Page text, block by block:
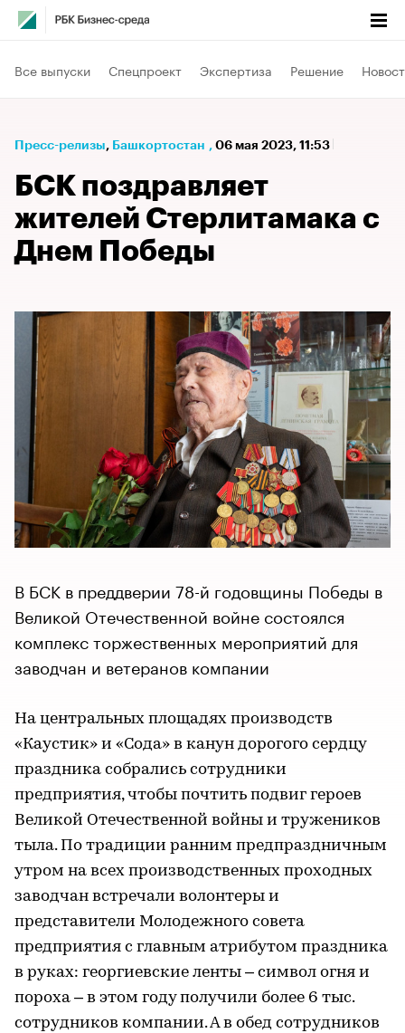
Все выпуски Спецпроект Экспертиза Решение
Пресс-релизы⁠, Башкортостан , 06 мая 2023, 11:53
БСК поздравляет
жителей Стерлитамака с
Днем Победы
В БСК в преддверии 78-й годовщины Победы в
Великой Отечественной войне состоялся
комплекс торжественных мероприятий для
заводчан и ветеранов компании
На центральных площадях производств
«Каустик» и «Сода» в канун дорогого сердцу
праздника собрались сотрудники
предприятия, чтобы почтить подвиг героев
Великой Отечественной войны и тружеников
тыла. По традиции ранним предпраздничным
утром на всех производственных проходных
заводчан встречали волонтеры и
представители Молодежного совета
предприятия с главным атрибутом праздника
в руках: георгиевские ленты – символ огня и
пороха – в этом году получили более 6 тыс.
сотрудников компании. А в обед сотрудников